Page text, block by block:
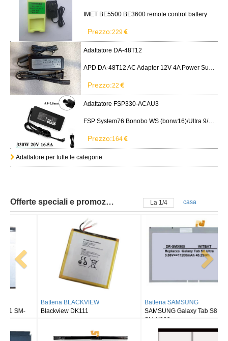
IMET BE5500 BE3600 remote control battery
Prezzo:229
Adattatore DA-48T12
APD DA-48T12 AC Adapter 12V 4A Power Supply Cord
Prezzo:22
Adattatore FSP330-ACAU3
FSP System76 Bonobo WS (bonw16)/Ultra 9/RTX5090
Prezzo:164
Adattatore per tutte le categorie
Offerte speciali e promozioni La 2/4 casa
Batteria BLACKVIEW
Blackview DK111
Batteria SAMSUNG
SAMSUNG Galaxy Tab S8 Ultra